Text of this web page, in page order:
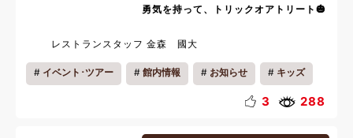
勇気を持って、トリックオアトリート🎃
レストランスタッフ 金森 國大
イベント･ツアー 館内情報 お知らせ キッズ
3 288